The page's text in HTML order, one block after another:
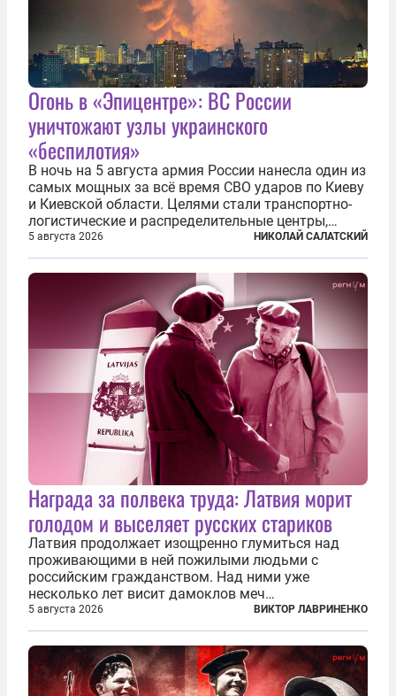
Огонь в «Эпицентре»: ВС России
уничтожают узлы украинского
«беспилотия»
В ночь на 5 августа армия России нанесла один из
самых мощных за всё время СВО ударов по Киеву
и Киевской области. Целями стали транспортно-
логистические и распределительные центры,
которые ВСУ использовали для хранения и
доставки вооружений и грузов военного
назначения. Атака также «накрыла»...
5 августа 2026 НИКОЛАЙ САЛАТСКИЙ
Награда за полвека труда: Латвия морит
голодом и выселяет русских стариков
Латвия продолжает изощренно глумиться над
проживающими в ней пожилыми людьми с
российским гражданством. Над ними уже
несколько лет висит дамоклов меч
насильственного выдворения. Некоторых уже
депортировали, а многие уехали сами, не
дожидаясь изгнания из родных домов. Пожилых
людей, проваливших...
5 августа 2026 ВИКТОР ЛАВРИНЕНКО